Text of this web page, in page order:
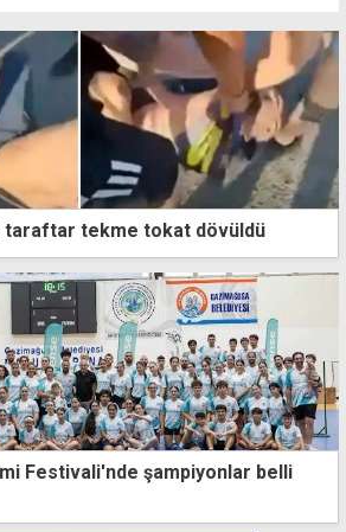
taraftar tekme tokat dövüldü
Festivali'nde şampiyonlar belli